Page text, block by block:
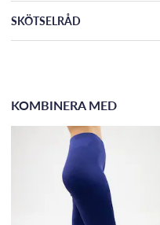
SKÖTSELRÅD
KOMBINERA MED